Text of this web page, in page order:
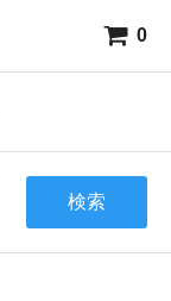
0
検索